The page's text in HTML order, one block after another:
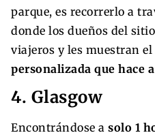
parque, es recorrerlo a
donde los dueños del
viajeros y les muestran
personalizada que hace
4. Glasgow
Encontrándose a solo 1